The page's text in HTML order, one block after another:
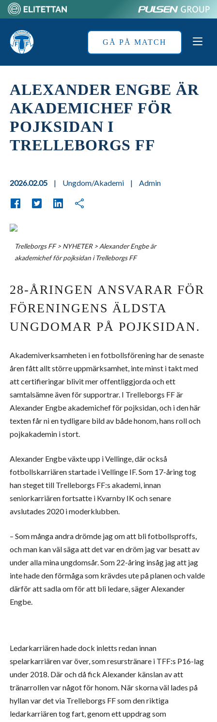
content
Home
GÅ PÅ MATCH
ALEXANDER ENGBE ÄR
AKADEMICHEF FÖR
POJKSIDAN I
TRELLEBORGS FF
2026.02.05 | Ungdom/Akademi | Admin
Trelleborgs FF> NYHETER> Alexander Engbe är
akademichef för pojksidan i Trelleborgs FF
28-ÅRINGEN ANSVARAR FÖR
FÖRENINGENS ÄLDSTA
UNGDOMAR PÅ POJKSIDAN.
Akademiverksamheten i en fotbollsförening har de senaste
åren fått allt större uppmärksamhet, inte minst i takt med
att certifieringar blivit mer offentliggjorda och ett
samtalsämne även för supportrar. I Trelleborgs FF är
Alexander Engbe akademichef för pojksidan, och i den här
texten får ni en tydligare bild av både honom, hans roll och
pojkakademin i stort.
Alexander Engbe växte upp i Vellinge, där också
fotbollskarriären startade i Vellinge IF. Som 17-åring tog
han steget till Trelleborgs FF:s akademi, innan
seniorkarriären fortsatte i Kvarnby IK och senare
avslutades 2020 i moderklubben.
– Som många andra drömde jag om att bli fotbollsproffs,
och man kan väl säga att det var en dröm jag var besatt av
under alla mina ungdomsår. Som 22-åring insåg jag att jag
inte hade den förmåga som krävdes ute på planen och valde
därför att sadla om för att bli ledare, säger Alexander
Engbe.
Ledarkarriären hade dock inletts redan innan
spelarkarriären var över, som resurstränare i TFF:s P16-lag
under 2018. Där och då fick Alexander känslan av att
tränarrollen var något för honom. När skorna väl lades på
hyllan var det via Trelleborgs FF som den riktiga
ledarkarriären tog fart, genom ett uppdrag som